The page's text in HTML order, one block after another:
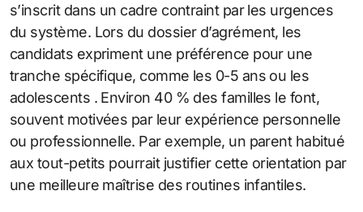
s’inscrit dans un cadre contraint par les urgences
du système. Lors du dossier d’agrément, les
candidats expriment une préférence pour une
tranche spécifique, comme les 0-5 ans ou les
adolescents . Environ 40 % des familles le font,
souvent motivées par leur expérience personnelle
ou professionnelle. Par exemple, un parent habitué
aux tout-petits pourrait justifier cette orientation par
une meilleure maîtrise des routines infantiles.